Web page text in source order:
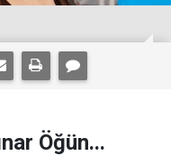
Öğün...